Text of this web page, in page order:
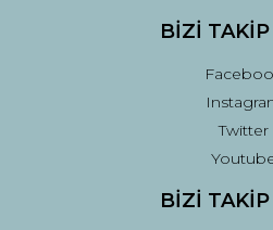
BİZİ
Twitter
BİZİ